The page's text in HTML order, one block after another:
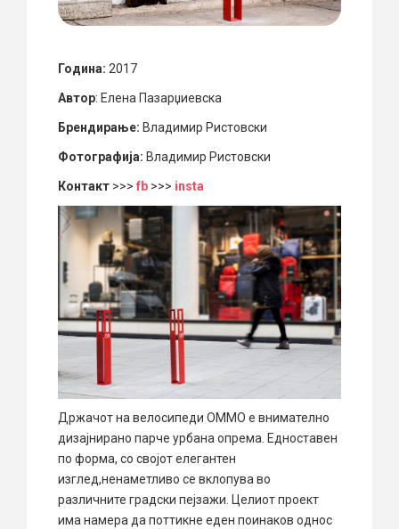
Година: 2017
Автор: Елена Пазарџиевска
Брендирање: Владимир Ристовски
Фотографија: Владимир Ристовски
Контакт >>> fb >>> insta
Држачот на велосипеди ОММО е внимателно
дизајнирано парче урбана опрема. Едноставен
по форма, со својот елегантен
изглед,ненаметливо се вклопува во
различните градски пејзажи. Целиот проект
има намера да поттикне еден поинаков однос